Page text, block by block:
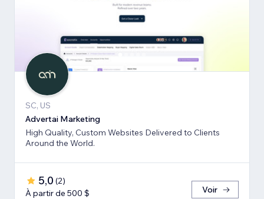
SC, US
Advertai Marketing
High Quality, Custom Websites Delivered to Clients
Around the World.
5,0 (2)
À partir de 500 $
Voir